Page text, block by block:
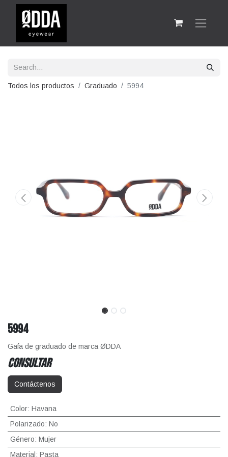
Todos los productos Graduado 5994
5994
Gafa de graduado de marca ØDDA
CONSULTAR
Contáctenos
Color: Havana
Polarizado: No
Género: Mujer
Material : Pasta